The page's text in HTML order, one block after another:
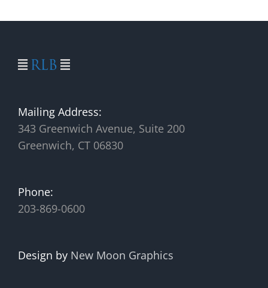
Mailing Address:
343 Greenwich Avenue, Suite 200
Greenwich, CT 06830
Phone:
203-869-0600
Design by New Moon Graphics